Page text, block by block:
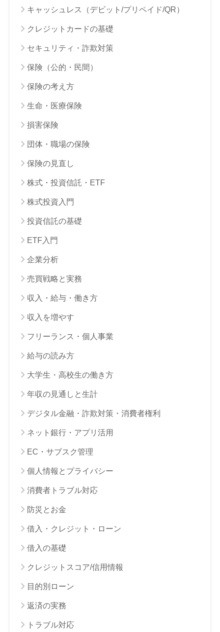
キャッシュレス（デビット/プリペイド/QR）
クレジットカードの基礎
セキュリティ・詐欺対策
保険（公的・民間）
保険の考え方
生命・医療保険
損害保険
団体・職場の保険
保険の見直し
株式・投資信託・ETF
株式投資入門
投資信託の基礎
ETF入門
企業分析
売買戦略と実務
収入・給与・働き方
収入を増やす
フリーランス・個人事業
給与の読み方
大学生・高校生の働き方
年収の見通しと生計
デジタル金融・詐欺対策・消費者権利
ネット銀行・アプリ活用
EC・サブスク管理
個人情報とプライバシー
消費者トラブル対応
防災とお金
借入・クレジット・ローン
借入の基礎
クレジットスコア/信用情報
目的別ローン
返済の実務
トラブル対応